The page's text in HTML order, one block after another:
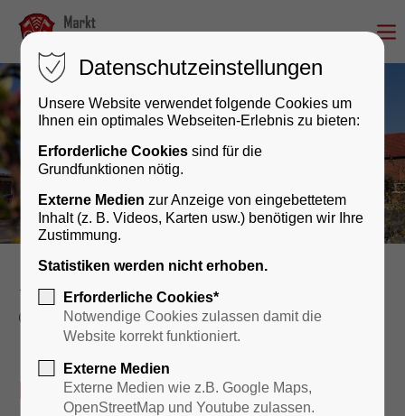
Rathaus & Bürgerservice
Öffentliche Einrichtungen
Schulen
Bildungswesen
Datenschutzeinstellungen
Unsere Website verwendet folgende Cookies um
Ihnen ein optimales Webseiten-Erlebnis zu bieten:
Erforderliche Cookies sind für die
Grundfunktionen nötig.
Externe Medien zur Anzeige von eingebettetem
Inhalt (z. B. Videos, Karten usw.) benötigen wir Ihre
Zustimmung.
Statistiken werden nicht erhoben.
Erforderliche Cookies*
Notwendige Cookies zulassen damit die
Website korrekt funktioniert.
Externe Medien
Externe Medien wie z.B. Google Maps,
OpenStreetMap und Youtube zulassen.